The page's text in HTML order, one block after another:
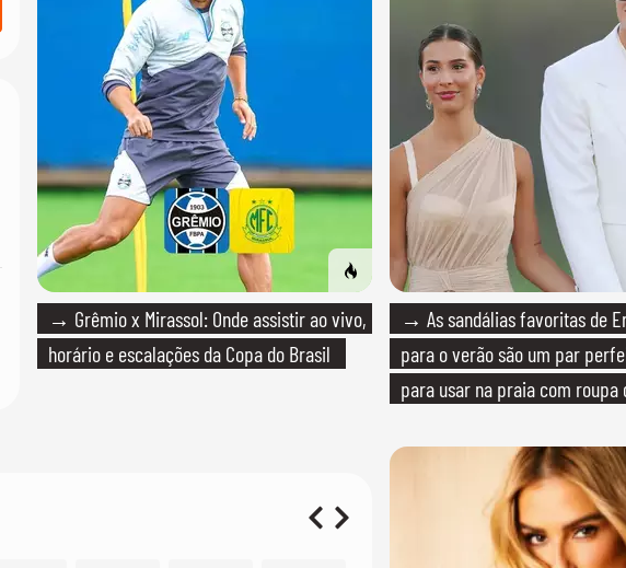
→ Grêmio x Mirassol: Onde assistir ao vivo,
horário e escalações da Copa do Brasil
→ As sandálias favoritas de
para o verão são um par
para usar na praia com roupa